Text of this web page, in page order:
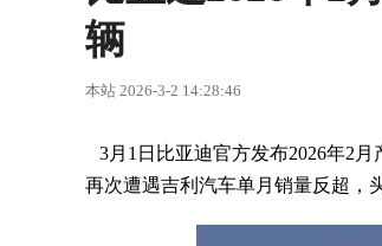
辆
本站 2026-3-2 14:28:46
3月1日比亚迪官方发布2026年2
再次遭遇吉利汽车单月销量反超，